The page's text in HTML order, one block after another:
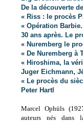
De la découverte
« Riss : le procès
« Opération
30 ans après. Le
« Nuremberg le
« De Nuremberg à
« Hiroshima, la
Juger Eichmann,
« Le procès du
Peter Hartl
Marcel Ophüls
auteurs nés